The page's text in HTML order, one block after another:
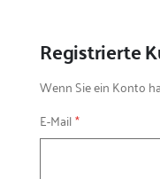
Registrierte
Wenn Sie ein Konto
E-Mail